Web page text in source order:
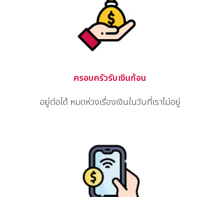
ครอบครัวรับเงินก้อน
อยู่ต่อได้ หมดห่วงเรื่องเงินในวันที่เราไม่อยู่